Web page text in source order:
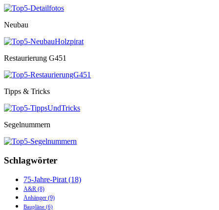
Neubau
Restaurierung G451
Tipps & Tricks
Segelnummern
Schlagwörter
75-Jahre-Pirat (18)
A&R (8)
Anhänger (9)
Baupläne (6)